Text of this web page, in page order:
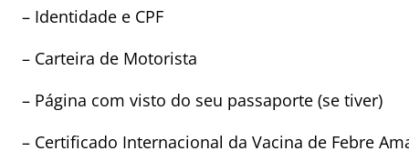
– Identidade e CPF
– Carteira de Motorista
– Página com visto do seu passaporte (se tiver)
– Certificado Internacional da Vacina de Febre